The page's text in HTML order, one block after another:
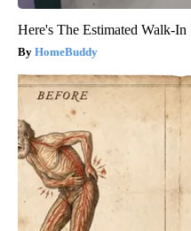
Here's The Estimated Walk-
HomeBuddy